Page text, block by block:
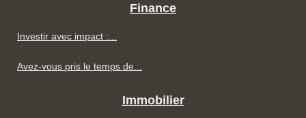
Finance
Investir avec impact :...
Avez-vous pris le temps de...
Immobilier